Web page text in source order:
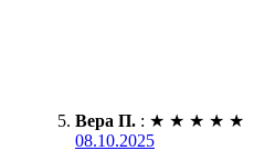
Вера П. : ★ ★ ★ ★ ★
08.10.2025